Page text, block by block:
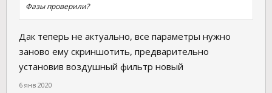
Фазы проверили?
Дак теперь не актуально, все параметры нужно
заново ему скриншотить, предварительно
установив воздушный фильтр новый
6 янв 2020